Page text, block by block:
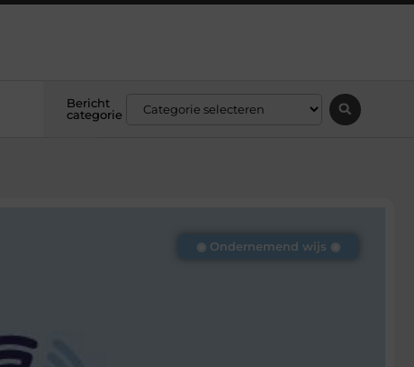
Bericht
categorie
◉ Ondernemend wijs ◉